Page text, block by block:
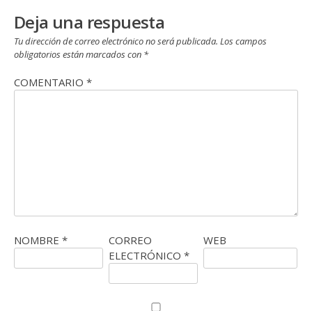
Deja una respuesta
Tu dirección de correo electrónico no será publicada. Los campos
obligatorios están marcados con *
COMENTARIO *
NOMBRE *
CORREO
ELECTRÓNICO *
WEB